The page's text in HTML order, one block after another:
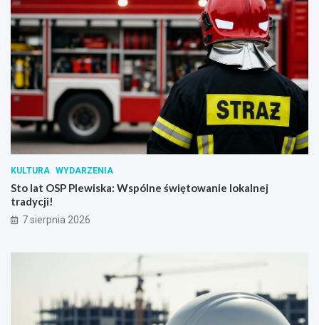
KULTURA WYDARZENIA
Sto lat OSP Plewiska: Wspólne świętowanie lokalnej
tradycji!
7 sierpnia 2026